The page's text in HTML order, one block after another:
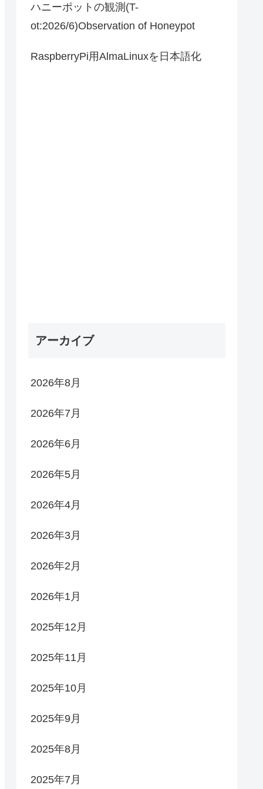
ハニーポットの観測(T-
ot:2026/6)Observation of Honeypot
RaspberryPi用AlmaLinuxを日本語化
アーカイブ
2026年8月
2026年7月
2026年6月
2026年5月
2026年4月
2026年3月
2026年2月
2026年1月
2025年12月
2025年11月
2025年10月
2025年9月
2025年8月
2025年7月